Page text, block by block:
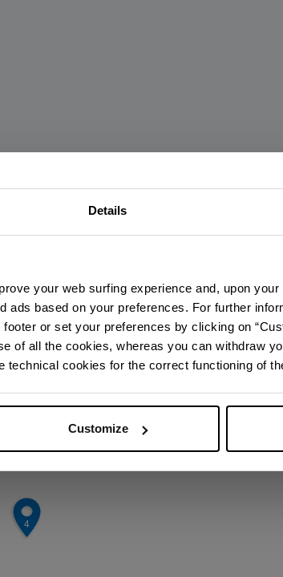
Details
your web surfing experience and, upon
ads based on your preferences. For further
or set your preferences by clicking on
of all the cookies, whereas you can withdraw
technical cookies for the correct functioning of
Customize
4
arrivato in ritardo...
rimanere aggiornato
SCOPRI TUTTI GLI EVENTI